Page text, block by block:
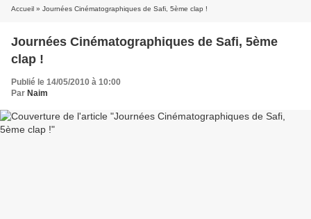
Accueil » Journées Cinématographiques de Safi, 5ème clap !
Journées Cinématographiques de Safi, 5ème
clap !
Publié le 14/05/2010 à 10:00
Par Naim